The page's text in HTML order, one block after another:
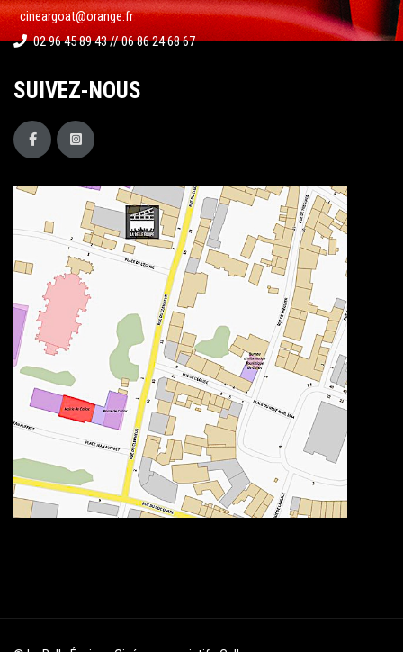
cineargoat@orange.fr
02 96 45 89 43 // 06 86 24 68 67
SUIVEZ-NOUS